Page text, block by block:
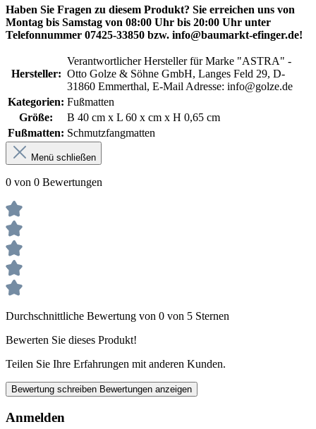
Haben Sie Fragen zu diesem Produkt? Sie erreichen uns von
Montag bis Samstag von 08:00 Uhr bis 20:00 Uhr unter
Telefonnummer 07425-33850 bzw. info@baumarkt-efinger.de!
Hersteller:
Verantwortlicher Hersteller für Marke "ASTRA" -
Otto Golze & Söhne GmbH, Langes Feld 29, D-
31860 Emmerthal, E-Mail Adresse: info@golze.de
Kategorien: Fußmatten
Größe:
B 40 cm x L 60 x cm x H 0,65 cm
Fußmatten: Schmutzfangmatten
Menü schließen
0 von 0 Bewertungen
Durchschnittliche Bewertung von 0 von 5 Sternen
Bewerten Sie dieses Produkt!
Teilen Sie Ihre Erfahrungen mit anderen Kunden.
Bewertung schreiben Bewertungen anzeigen
Anmelden